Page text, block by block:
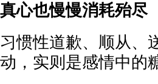
真心也慢慢消耗殆尽
习惯性道歉、顺从
动，实则是感情中的